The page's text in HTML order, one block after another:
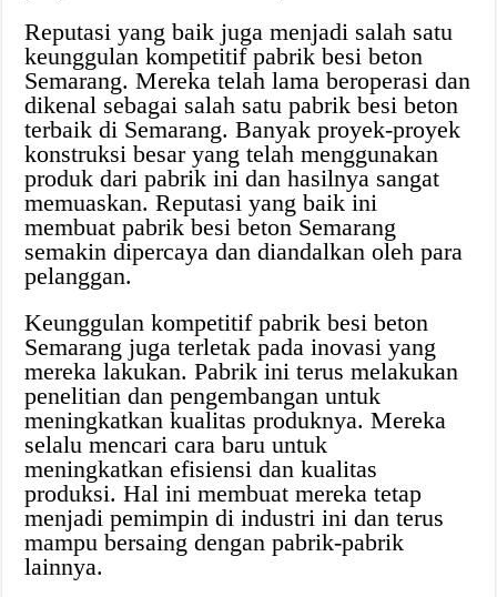
Reputasi yang baik juga menjadi salah satu
keunggulan kompetitif pabrik besi beton
Semarang. Mereka telah lama beroperasi dan
dikenal sebagai salah satu pabrik besi beton
terbaik di Semarang. Banyak proyek-proyek
konstruksi besar yang telah menggunakan
produk dari pabrik ini dan hasilnya sangat
memuaskan. Reputasi yang baik ini
membuat pabrik besi beton Semarang
semakin dipercaya dan diandalkan oleh para
pelanggan.
Keunggulan kompetitif pabrik besi beton
Semarang juga terletak pada inovasi yang
mereka lakukan. Pabrik ini terus melakukan
penelitian dan pengembangan untuk
meningkatkan kualitas produknya. Mereka
selalu mencari cara baru untuk
meningkatkan efisiensi dan kualitas
produksi. Hal ini membuat mereka tetap
menjadi pemimpin di industri ini dan terus
mampu bersaing dengan pabrik-pabrik
lainnya.